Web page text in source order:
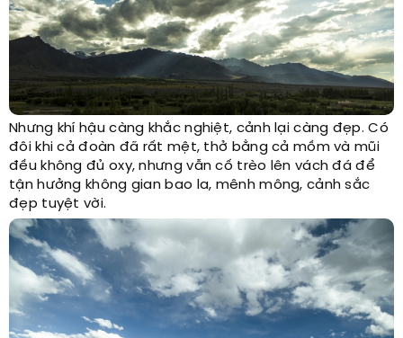
Nhưng khí hậu càng khắc nghiệt, cảnh lại càng đẹp. Có
đôi khi cả đoàn đã rất mệt, thở bằng cả mồm và mũi
đều không đủ oxy, nhưng vẫn cố trèo lên vách đá để
tận hưởng không gian bao la, mênh mông, cảnh sắc
đẹp tuyệt vời.